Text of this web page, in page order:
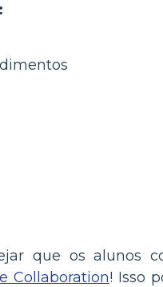
que os alunos
Collaboration! Isso